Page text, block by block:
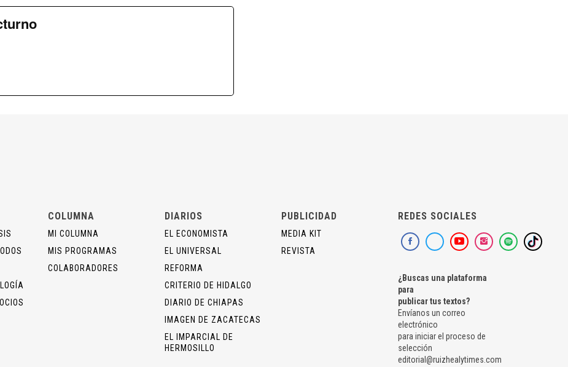
COLUMNA
MI COLUMNA
MIS PROGRAMAS
COLABORADORES
DIARIOS
EL ECONOMISTA
EL UNIVERSAL
REFORMA
CRITERIO DE HIDALGO
DIARIO DE CHIAPAS
IMAGEN DE ZACATECAS
EL IMPARCIAL DE
HERMOSILLO
PUBLICIDAD
MEDIA KIT
REVISTA
REDES SOCIALES
¿Buscas una plataforma
para
publicar tus textos?
Envíanos un correo
electrónico
para iniciar el proceso de
selección
editorial@ruizhealytimes.com